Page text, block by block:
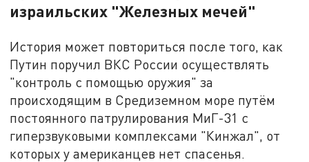
израильских "Железных мечей"
История может повториться после того, как
Путин поручил ВКС России осуществлять
"контроль с помощью оружия" за
происходящим в Средиземном море путём
постоянного патрулирования МиГ-31 с
гиперзвуковыми комплексами "Кинжал", от
которых у американцев нет спасенья.